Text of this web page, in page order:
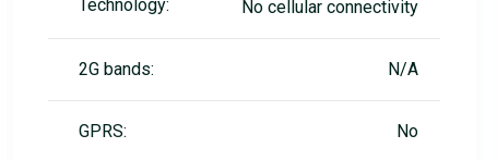
Technology: No cellular connectivity
2G bands: N/A
GPRS: No